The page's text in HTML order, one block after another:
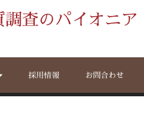
調査のパイオニア
採用情報 お問合わせ